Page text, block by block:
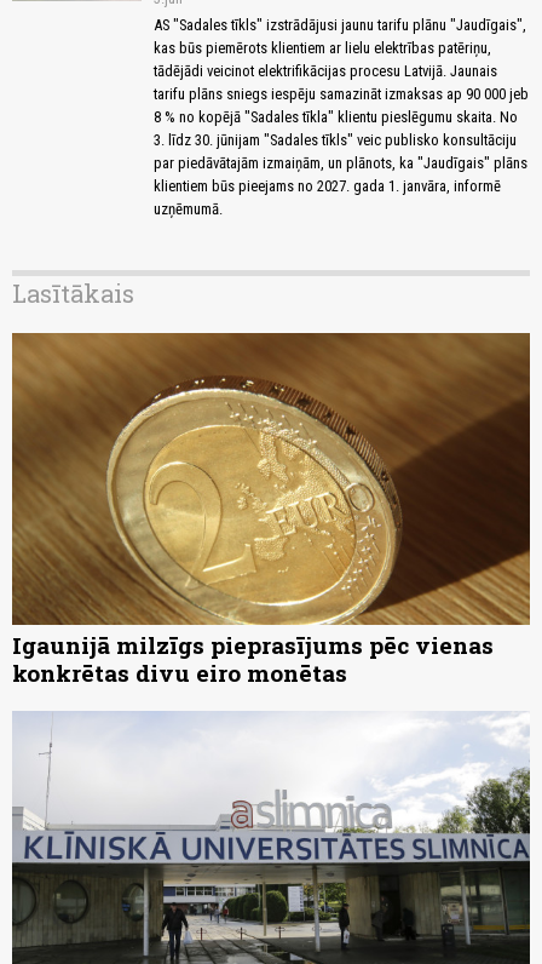
AS "Sadales tīkls" izstrādājusi jaunu tarifu plānu "Jaudīgais",
kas būs piemērots klientiem ar lielu elektrības patēriņu,
tādējādi veicinot elektrifikācijas procesu Latvijā. Jaunais
tarifu plāns sniegs iespēju samazināt izmaksas ap 90 000 jeb
8 % no kopējā "Sadales tīkla" klientu pieslēgumu skaita. No
3. līdz 30. jūnijam "Sadales tīkls" veic publisko konsultāciju
par piedāvātajām izmaiņām, un plānots, ka "Jaudīgais" plāns
klientiem būs pieejams no 2027. gada 1. janvāra, informē
uzņēmumā.
Lasītākais
Igaunijā milzīgs pieprasījums pēc vienas
konkrētas divu eiro monētas